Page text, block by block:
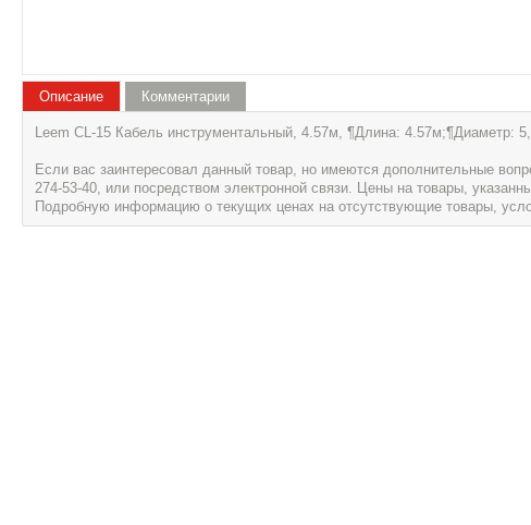
Описание
Leem CL-15 Кабель инструментальный, 4.57м, ¶Длина: 4.57м;¶Диаметр:
Если вас заинтересовал данный товар, но имеются дополнительные
274-53-40, или посредством электронной связи. Цены на товары,
Подробную информацию о текущих ценах на отсутствующие товары,
Комментарии